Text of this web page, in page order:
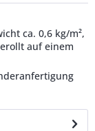
ca. 0,6 kg/m²,
auf einem